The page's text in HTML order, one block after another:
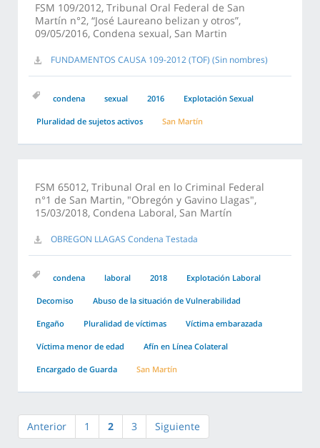
FSM 109/2012, Tribunal Oral Federal de San
Martín n°2, “José Laureano belizan y otros”,
09/05/2016, Condena sexual, San Martin
FUNDAMENTOS CAUSA 109-2012 (TOF) (Sin nombres)
condena sexual 2016 Explotación Sexual
Pluralidad de sujetos activos San Martín
FSM 65012, Tribunal Oral en lo Criminal Federal
n°1 de San Martin, "Obregón y Gavino Llagas",
15/03/2018, Condena Laboral, San Martín
OBREGON LLAGAS Condena Testada
condena laboral 2018 Explotación Laboral
Decomiso Abuso de la situación de Vulnerabilidad
Engaño Pluralidad de víctimas Víctima embarazada
Víctima menor de edad Afín en Línea Colateral
Encargado de Guarda San Martín
Anterior 1 2 3 Siguiente